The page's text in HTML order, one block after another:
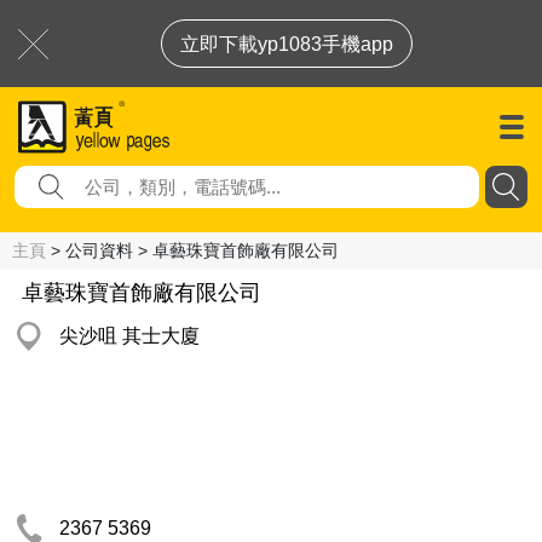
立即下載yp1083手機app
主頁 > 公司資料 > 卓藝珠寶首飾廠有限公司
卓藝珠寶首飾廠有限公司
尖沙咀 其士大廈
2367 5369